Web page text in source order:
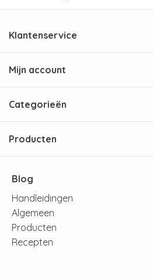
Klantenservice
Mijn account
Categorieën
Producten
Blog
Handleidingen
Algemeen
Producten
Recepten